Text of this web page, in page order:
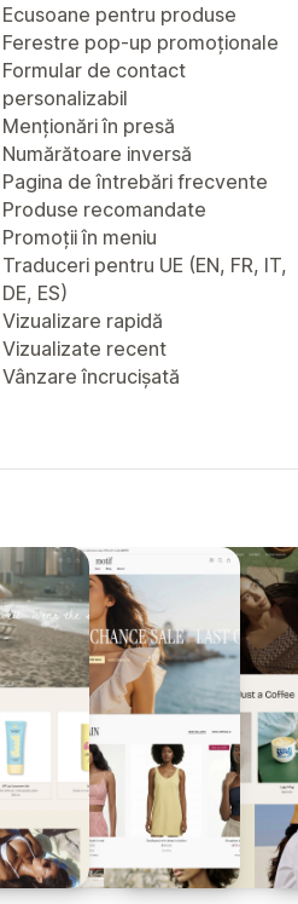
Ecusoane pentru produse
Ferestre pop-up promoționale
Formular de contact
personalizabil
Menționări în presă
Numărătoare inversă
Pagina de întrebări frecvente
Produse recomandate
Promoții în meniu
Traduceri pentru UE (EN, FR, IT,
DE, ES)
Vizualizare rapidă
Vizualizate recent
Vânzare încrucișată